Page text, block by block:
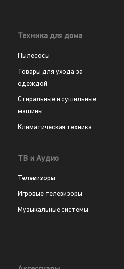
Техника для дома
Пылесосы
Товары для ухода за
одеждой
Стиральные и сушильные
машины
Климатическая техника
ТВ и Аудио
Телевизоры
Игровые телевизоры
Музыкальные системы